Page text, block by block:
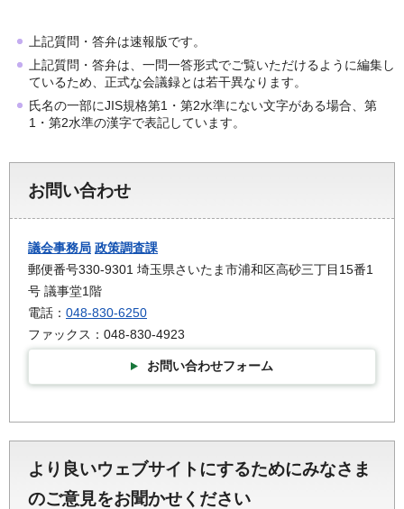
上記質問・答弁は速報版です。
上記質問・答弁は、一問一答形式でご覧いただけるように編集し
ているため、正式な会議録とは若干異なります。
氏名の一部にJIS規格第1・第2水準にない文字がある場合、第
1・第2水準の漢字で表記しています。
お問い合わせ
議会事務局 政策調査課
郵便番号330-9301 埼玉県さいたま市浦和区高砂三丁目15番1
号 議事堂1階
電話： 048-830-6250
ファックス：048-830-4923
お問い合わせフォーム
より良いウェブサイトにするためにみなさま
のご意見をお聞かせください